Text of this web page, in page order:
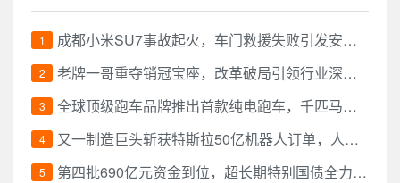
1
成都小米SU7事故起火，车门救援失败引发安全
质疑！
2
老牌一哥重夺销冠宝座，改革破局引领行业深度
重构！
3
全球顶级跑车品牌推出首款纯电跑车，千匹马力
重塑电动驾驶体验！
4
又一制造巨头斩获特斯拉50亿机器人订单，人形
机器人赛道迎来爆发点！
5
第四批690亿元资金到位，超长期特别国债全力驱